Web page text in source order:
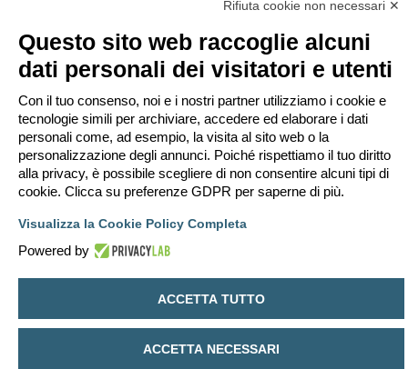
Rifiuta cookie non necessari ✕
Questo sito web raccoglie alcuni
dati personali dei visitatori e utenti
Con il tuo consenso, noi e i nostri partner utilizziamo i cookie e
tecnologie simili per archiviare, accedere ed elaborare i dati
personali come, ad esempio, la visita al sito web o la
personalizzazione degli annunci. Poiché rispettiamo il tuo diritto
alla privacy, è possibile scegliere di non consentire alcuni tipi di
cookie. Clicca su preferenze GDPR per saperne di più.
Visualizza la Cookie Policy Completa
Powered by
ACCETTA TUTTO
ACCETTA NECESSARI